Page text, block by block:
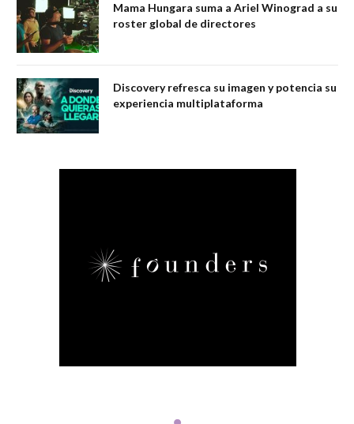
Mama Hungara suma a Ariel Winograd a su
roster global de directores
Discovery refresca su imagen y potencia su
experiencia multiplataforma